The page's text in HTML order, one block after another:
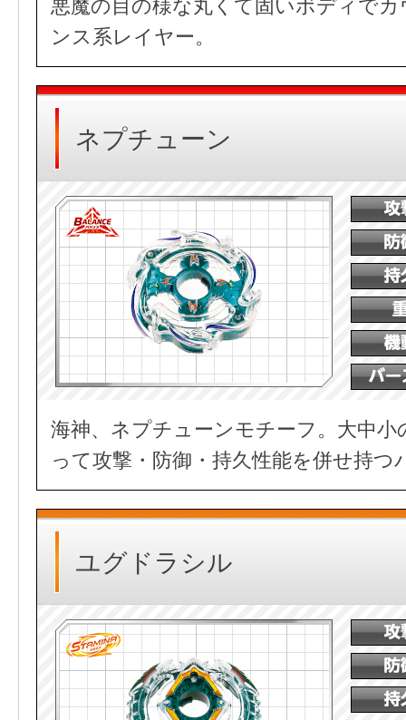
悪魔の目の様な丸くて固いボディで
ンス系レイヤー。
ネプチューン
海神、ネプチューンモチーフ。大中
って攻撃・防御・持久性能を併せ持
ユグドラシル